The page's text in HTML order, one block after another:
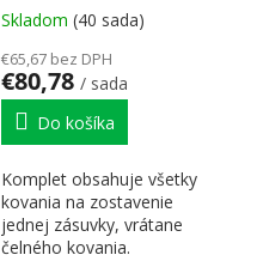
tmavosivá OG, skrutka,
Skladom (40 sada)
€65,67 bez DPH
€80,78 / sada
Do košíka
Komplet obsahuje všetky
kovania na zostavenie
jednej zásuvky, vrátane
čelného kovania.